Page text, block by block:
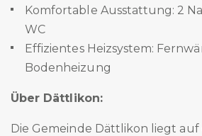
Komfortable Ausstattung: 2
WC
Effizientes Heizsystem:
Bodenheizung
Über Dättlikon:
Die Gemeinde Dättlikon liegt auf